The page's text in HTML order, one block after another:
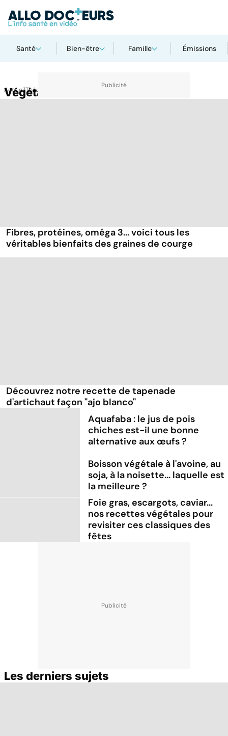
Santé Bien-être Famille Émissions
AccueilThématiques
Végétarien
Fibres, protéines, oméga 3... voici tous les
véritables bienfaits des graines de courge
Découvrez notre recette de tapenade
d'artichaut façon "ajo blanco"
Aquafaba : le jus de pois
chiches est-il une bonne
alternative aux œufs ?
Boisson végétale à l'avoine, au
soja, à la noisette... laquelle est
la meilleure ?
Foie gras, escargots, caviar...
nos recettes végétales pour
revisiter ces classiques des
fêtes
Les derniers sujets